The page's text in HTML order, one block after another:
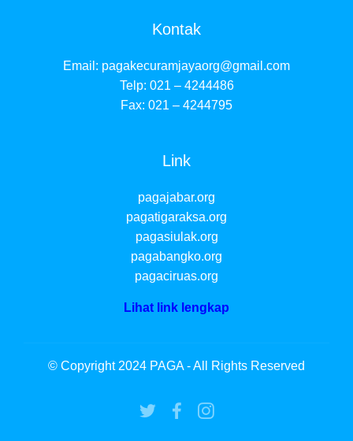
Kontak
Email: pagakecuramjayaorg@gmail.com
Telp: 021 – 4244486
Fax: 021 – 4244795
Link
pagajabar.org
pagatigaraksa.org
pagasiulak.org
pagabangko.org
pagaciruas.org
Lihat link lengkap
© Copyright 2024 PAGA - All Rights Reserved